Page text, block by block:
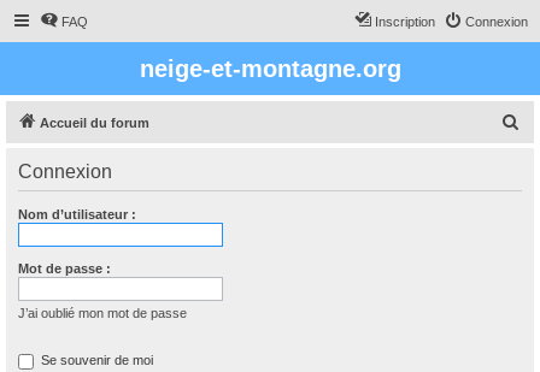
FAQ Connexion
Inscription
neige-et-montagne.org
Accueil du forum
Connexion
Nom d’utilisateur :
Mot de passe :
J’ai oublié mon mot de passe
Se souvenir de moi